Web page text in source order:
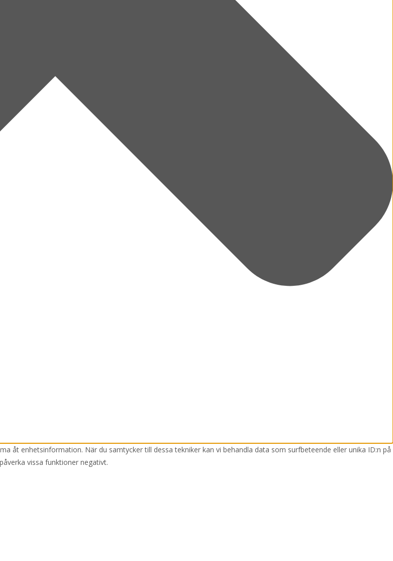
åt enhetsinformation. När du samtycker till dessa tekniker kan vi behandla data som surfbeteende eller unika ID:n på
vissa funktioner negativt.